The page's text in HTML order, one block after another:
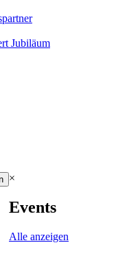
Jubiläum
×
Events
Alle anzeigen